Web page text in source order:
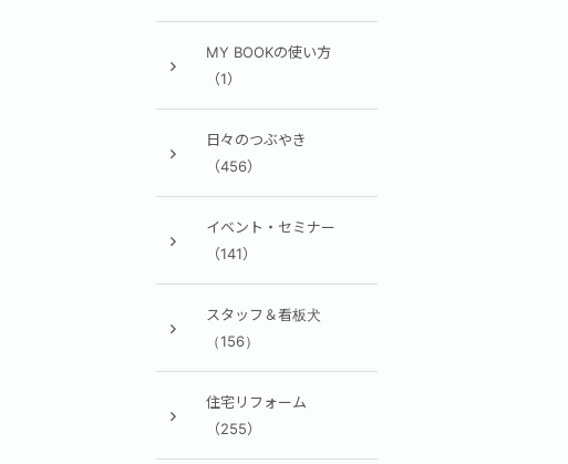
MY BOOKの使い方
（1）
日々のつぶやき
（456）
イベント・セミナー
（141）
スタッフ＆看板犬
（156）
住宅リフォーム
（255）